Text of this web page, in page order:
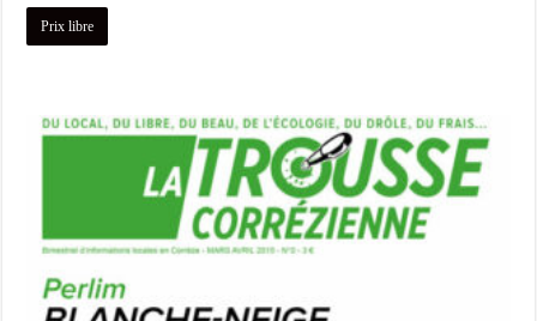
Prix libre